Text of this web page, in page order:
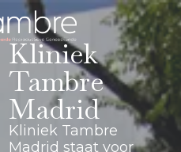
Kliniek
Tambre
Madrid
Kliniek Tambre
Madrid staat voor